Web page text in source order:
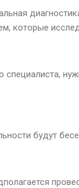
которые
будут